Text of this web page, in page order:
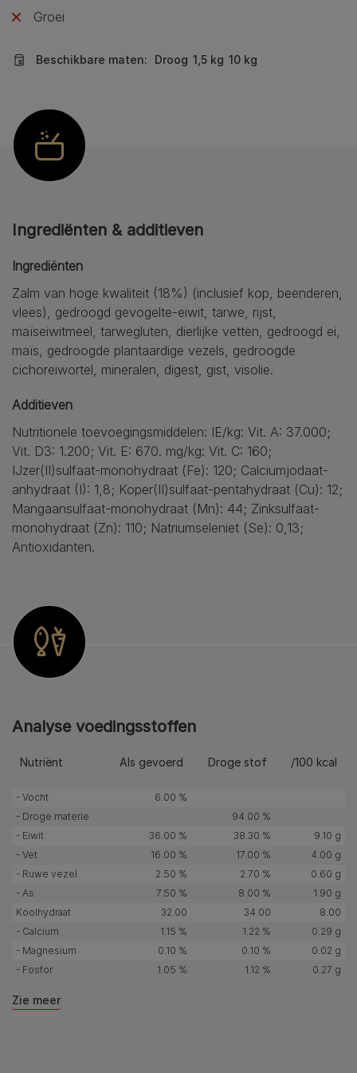
Groei
Beschikbare maten: Droog 1,5 kg 10 kg
Ingrediënten & additieven
Ingrediënten
Zalm van hoge kwaliteit (18%) (inclusief kop, beenderen,
vlees), gedroogd gevogelte-eiwit, tarwe, rijst,
maïseiwitmeel, tarwegluten, dierlijke vetten, gedroogd ei,
maïs, gedroogde plantaardige vezels, gedroogde
cichoreiwortel, mineralen, digest, gist, visolie.
Additieven
Nutritionele toevoegingsmiddelen: IE/kg: Vit. A: 37.000;
Vit. D3: 1.200; Vit. E: 670. mg/kg: Vit. C: 160;
IJzer(II)sulfaat-monohydraat (Fe): 120; Calciumjodaat-
anhydraat (I): 1,8; Koper(II)sulfaat-pentahydraat (Cu): 12;
Mangaansulfaat-monohydraat (Mn): 44; Zinksulfaat-
monohydraat (Zn): 110; Natriumseleniet (Se): 0,13;
Antioxidanten.
Analyse voedingsstoffen
Nutriënt Als gevoerd Droge stof /100 kcal
- Vocht
6.00 %
- Droge materie
94.00 %
- Eiwit
36.00 % 38.30 %
9.10 g
- Vet
16.00 % 17.00 %
4.00 g
- Ruwe vezel
2.50 % 2.70 %
0.60 g
- As
7.50 % 8.00 %
1.90 g
Koolhydraat
32.00 34.00
8.00
- Calcium
1.15 % 1.22 %
0.29 g
- Magnesium
0.10 % 0.10 %
0.02 g
- Fosfor
1.05 % 1.12 % 0.27 g
Zie meer